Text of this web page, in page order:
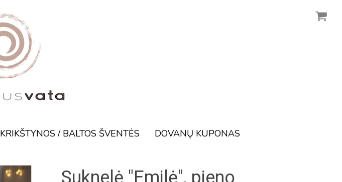
KRIKŠTYNOS / BALTOS ŠVENTĖS DOVANŲ KUPONAS
Suknelė "Emilė", pieno